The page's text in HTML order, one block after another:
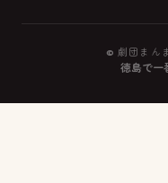
© 劇団まん
徳島で一